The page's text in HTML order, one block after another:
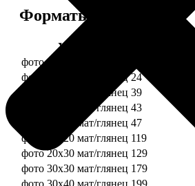
Форматы и цены
Услуга
фото 10х10 мат/глянец
фото 10х15 мат/глянец 24
фото 13х18 мат/глянец 39
фото 15х15 мат/глянец 43
фото 15х20 мат/глянец 47
фото 20х20 мат/глянец 119
фото 20х30 мат/глянец 129
фото 30х30 мат/глянец 179
фото 30х40 мат/глянец 199